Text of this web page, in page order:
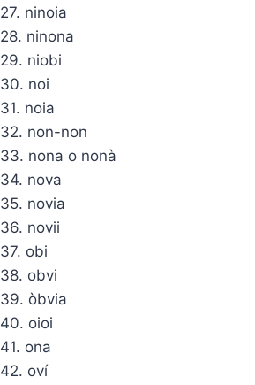
27. ninoia
28. ninona
29. niobi
30. noi
31. noia
32. non-non
33. nona o nonà
34. nova
35. novia
36. novii
37. obi
38. obvi
39. òbvia
40. oioi
41. ona
42. oví